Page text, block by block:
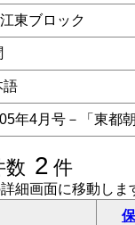
東ブロック
語
年4月号－「東都
数 2 件
細画面に移動しま